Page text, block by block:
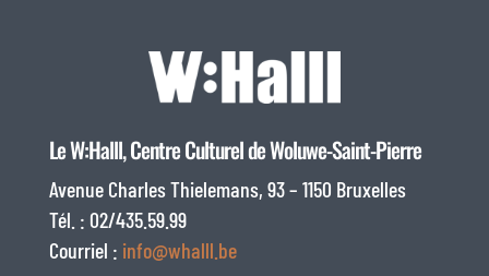
Le W:Halll, Centre Culturel de Woluwe-Saint-Pierre
Avenue Charles Thielemans, 93 – 1150 Bruxelles
Tél. : 02/435.59.99
Courriel : info@whalll.be